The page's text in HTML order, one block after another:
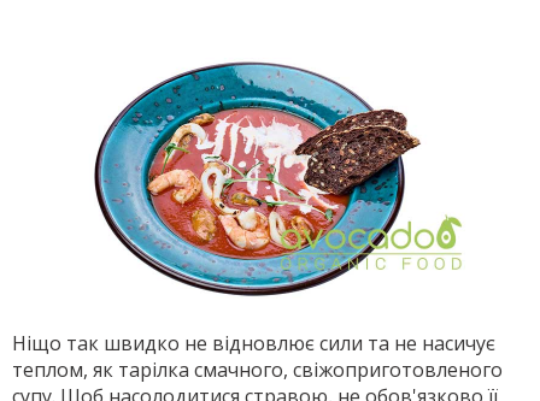
Ніщо так швидко не відновлює сили та не насичує
теплом, як тарілка смачного, свіжоприготовленого
супу. Щоб насолодитися стравою, не обов'язково її